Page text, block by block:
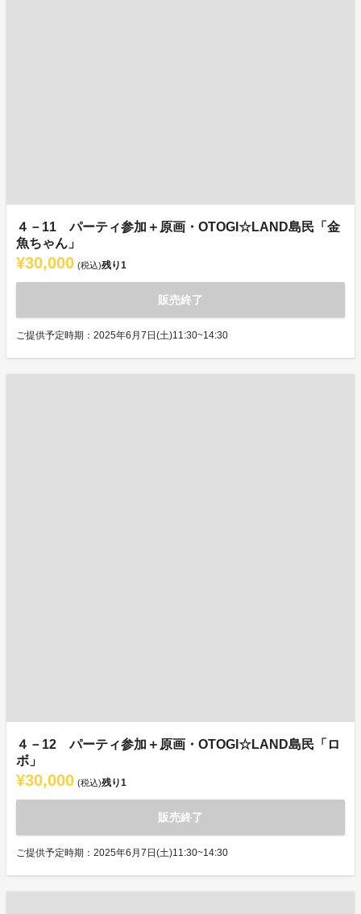
４－11 パーティ参加＋原画・OTOGI☆LAND島民「金
魚ちゃん」
¥30,000 (税込)残り1
販売終了
ご提供予定時期：2025年6月7日(土)11:30~14:30
４－12 パーティ参加＋原画・OTOGI☆LAND島民「ロ
ボ」
¥30,000 (税込)残り1
販売終了
ご提供予定時期：2025年6月7日(土)11:30~14:30